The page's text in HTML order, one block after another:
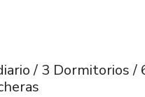
/ 3 Dormitorios /